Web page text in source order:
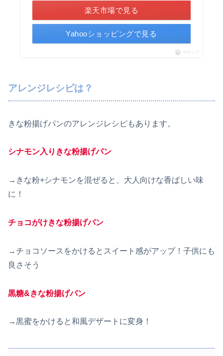
楽天市場で見る
Yahooショッピングで見る
ポチップ
アレンジレシピは？
きな粉揚げパンのアレンジレシピもあります。
シナモン入りきな粉揚げパン
→きな粉+シナモンを混ぜると、大人向けな香ばしい味
に！
チョコがけきな粉揚げパン
→チョコソースをかけるとスイート感がアップ！子供にも
良さそう
黒糖&きな粉揚げパン
→黒蜜をかけると和風デザートに変身！